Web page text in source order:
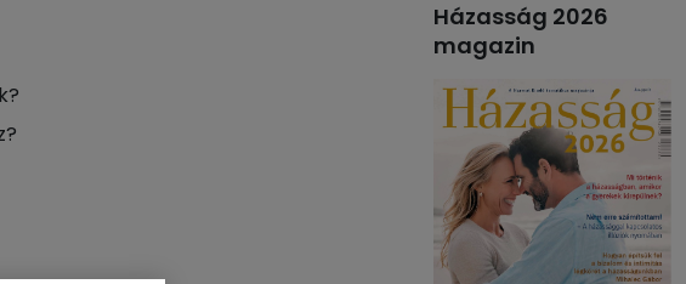
Házasság 2026
magazin